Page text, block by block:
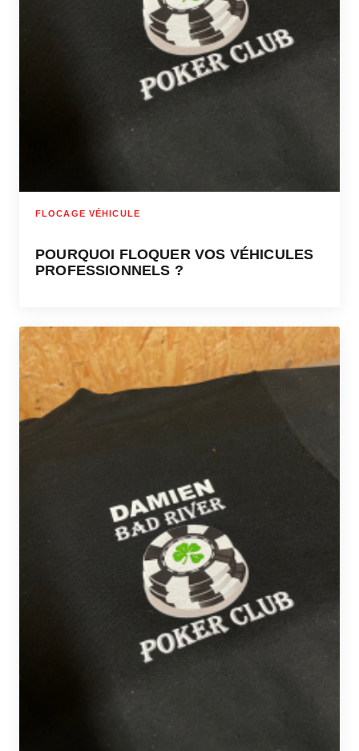
FLOCAGE VÉHICULE
POURQUOI FLOQUER VOS VÉHICULES
PROFESSIONNELS ?